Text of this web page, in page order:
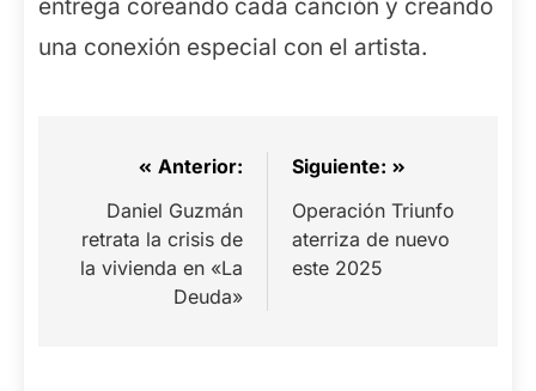
entrega coreando cada canción y creando
una conexión especial con el artista.
Navegación
entradas
Anterior:
Daniel Guzmán
retrata la crisis de
la vivienda en «La
Deuda»
Siguiente:
Operación Triunfo
aterriza de nuevo
este 2025